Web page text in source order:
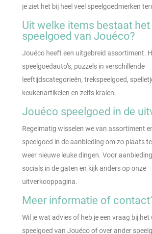
je ziet het bij heel veel speelgoedmerken
Uit welke items bestaat het
speelgoed van Jouéco?
Jouéco heeft een uitgebreid assortiment.
speelgoedauto’s, puzzels in verschillende
leeftijdscategorieën, trekspeelgoed,
keukenartikelen en zelfs kralen.
Jouéco speelgoed in de
Regelmatig wisselen we van assortiment
speelgoed in de aanbieding om zo plaats
weer nieuwe leuke dingen. Voor
socials in de gaten en kijk anders op onze
uitverkooppagina.
Meer informatie of
Wil je wat advies of heb je een vraag bij het
speelgoed van Jouéco of over ander